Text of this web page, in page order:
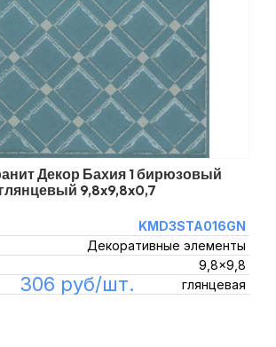
Декор Бахия 1 бирюзовый
глянцевый 9,8x9,8x0,7
KMD3STA016GN
Декоративные элементы
9,8x9,8
глянцевая
306 руб/шт.